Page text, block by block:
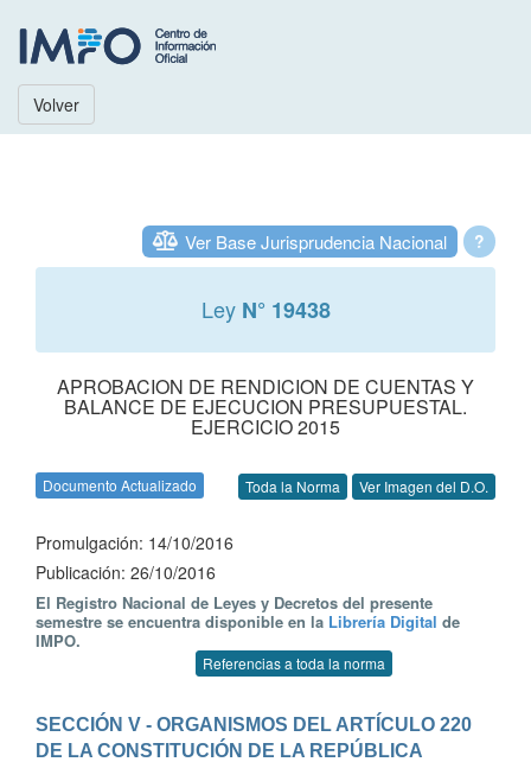
Volver
?
Ver Base Jurisprudencia Nacional
Ley N° 19438
APROBACION DE RENDICION DE CUENTAS Y
BALANCE DE EJECUCION PRESUPUESTAL.
EJERCICIO 2015
Documento Actualizado Toda la Norma Ver Imagen del D.O.
Promulgación: 14/10/2016
Publicación: 26/10/2016
El Registro Nacional de Leyes y Decretos del presente
semestre se encuentra disponible en la Librería Digital de
IMPO.
Referencias a toda la norma
SECCIÓN V - ORGANISMOS DEL ARTÍCULO 220
DE LA CONSTITUCIÓN DE LA REPÚBLICA